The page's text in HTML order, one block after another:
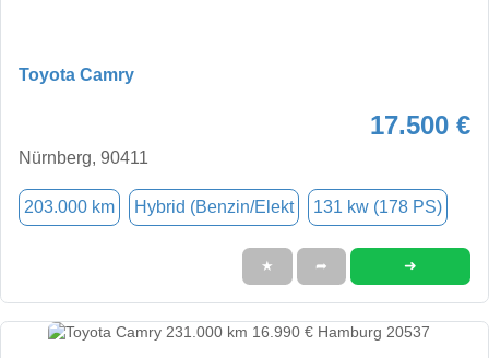
Toyota Camry
17.500 €
Nürnberg, 90411
203.000 km Hybrid (Benzin/Elekt 131 kw (178 PS)
★ ➦ ➜